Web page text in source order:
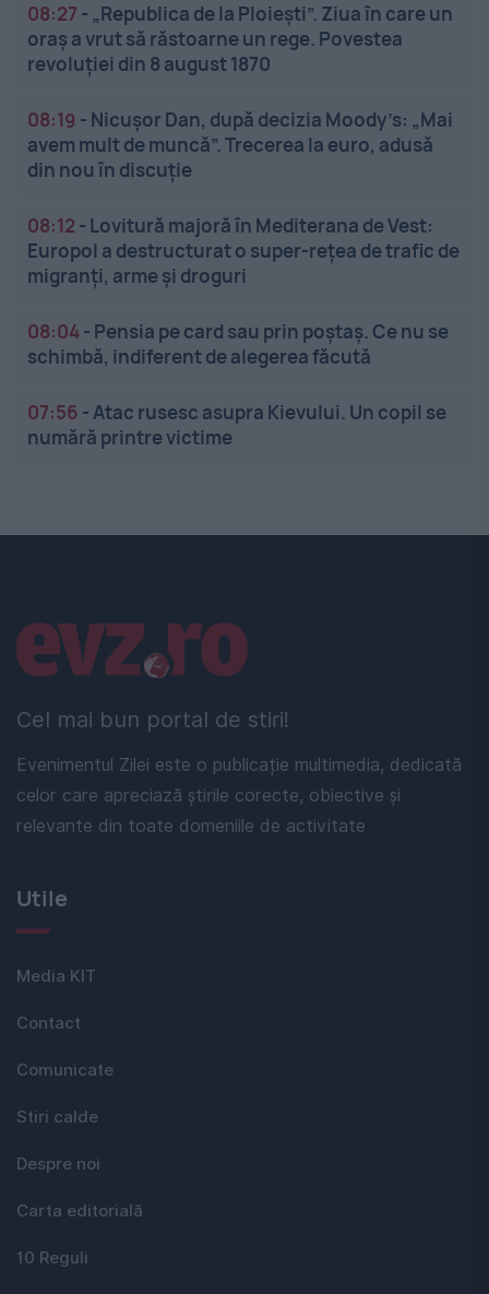
08:27 - „Republica de la Ploiești”. Ziua în care un
oraș a vrut să răstoarne un rege. Povestea
revoluției din 8 august 1870
08:19 - Nicușor Dan, după decizia Moody’s: „Mai
avem mult de muncă”. Trecerea la euro, adusă
din nou în discuție
08:12 - Lovitură majoră în Mediterana de Vest:
Europol a destructurat o super-rețea de trafic de
migranți, arme și droguri
08:04- Pensia pe card sau prin poștaș. Ce nu se
schimbă, indiferent de alegerea făcută
07:56 -Atac rusesc asupra Kievului. Un copil se
numără printre victime
Cel mai bun portal de stiri!
Evenimentul Zilei este o publicație multimedia, dedicată
celor care apreciază știrile corecte, obiective și
relevante din toate domeniile de activitate
Linkuri utile
Utile
Media KIT
Contact
Comunicate
Stiri calde
Despre noi
Carta editorială
10 Reguli